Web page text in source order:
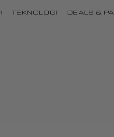
TEKNOLOGI DEALS &